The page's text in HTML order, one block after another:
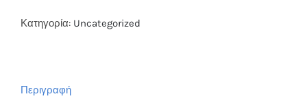
Κατηγορία: Uncategorized
Περιγραφή